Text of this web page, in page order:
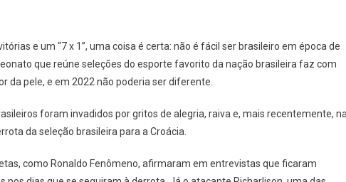
e um “7 x 1”, uma coisa é certa: não é fácil ser brasileiro em época de
que reúne seleções do esporte favorito da nação brasileira faz com
da pele, e em 2022 não poderia ser diferente.
foram invadidos por gritos de alegria, raiva e, mais recentemente, na
da seleção brasileira para a Croácia.
como Ronaldo Fenômeno, afirmaram em entrevistas que ficaram